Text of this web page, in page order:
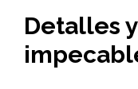
Detalles